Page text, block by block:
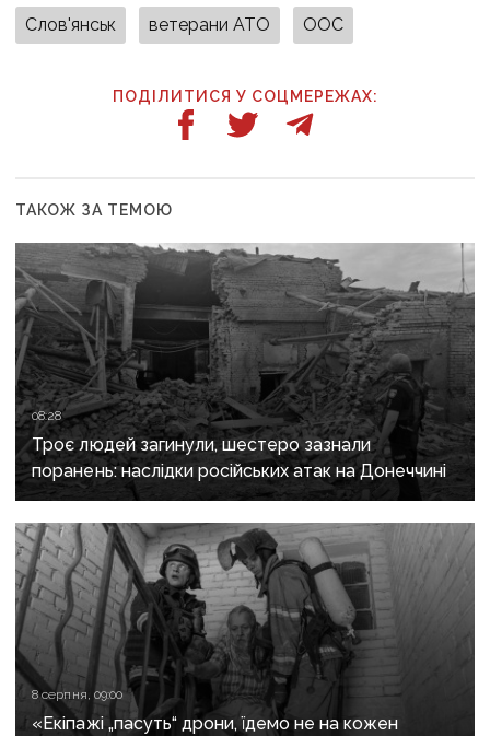
Слов'янськ ветерани АТО ООС
ПОДІЛИТИСЯ У СОЦМЕРЕЖАХ:
ТАКОЖ ЗА ТЕМОЮ
08:28
Троє людей загинули, шестеро зазнали
поранень: наслідки російських атак на Донеччині
8 серпня, 09:00
«Екіпажі „пасуть“ дрони, їдемо не на кожен